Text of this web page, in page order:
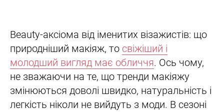
Beauty-аксіома від іменитих візажистів: що
природніший макіяж, то свіжіший і
молодший вигляд має обличчя. Ось чому,
не зважаючи на те, що тренди макіяжу
змінюються доволі швидко, натуральність і
легкість ніколи не вийдуть з моди. В сезоні